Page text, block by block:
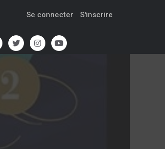
Se connecter S'inscrire